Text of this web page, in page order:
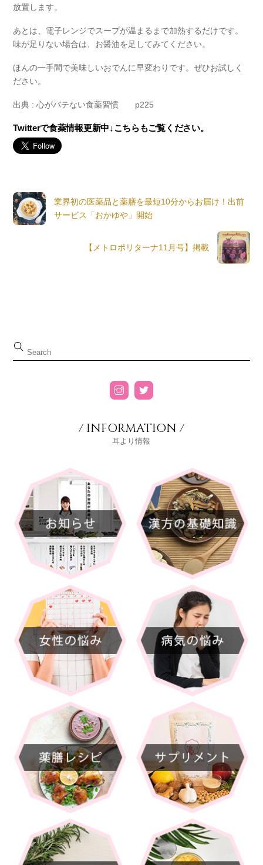
放置します。
あとは、電子レンジでスープが温まるまで加熱するだけです。
味が足りない場合は、お醤油を足してみてください。
ほんの一手間で美味しいおでんに早変わりです。ぜひお試しく
ださい。
出典 : 心がバテない食薬習慣 p225
Twitterで食薬情報更新中↓こちらもご覧ください。
業界初の医薬品と薬膳を最短10分からお届け！出前
サービス「おかゆや」開始
【メトロポリターナ11月号】掲載
/ INFORMATION /
耳より情報